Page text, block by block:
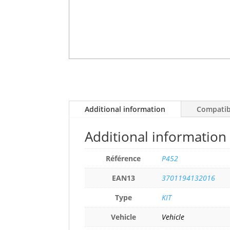
Additional information
Additional information
Référence
P452
EAN13
3701194132016
Type
KIT
Vehicle
Vehicle